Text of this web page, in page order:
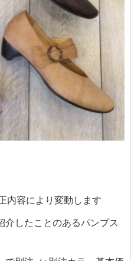
容により変動します
介したことのあるパンプス